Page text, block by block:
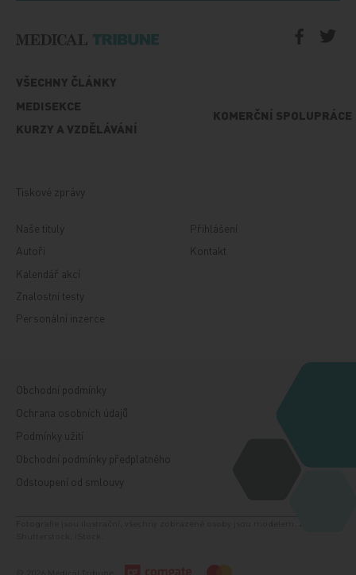
VŠECHNY ČLÁNKY
MEDISEKCE
KURZY A VZDĚLÁVÁNÍ
KOMERČNÍ SPOLUPRÁCE
Tiskové zprávy
Naše tituly
Autoři
Kalendář akcí
Znalostní testy
Personální inzerce
Přihlášení
Kontakt
Obchodní podmínky
Ochrana osobních údajů
Podmínky užití
Obchodní podmínky předplatného
Odstoupení od smlouvy